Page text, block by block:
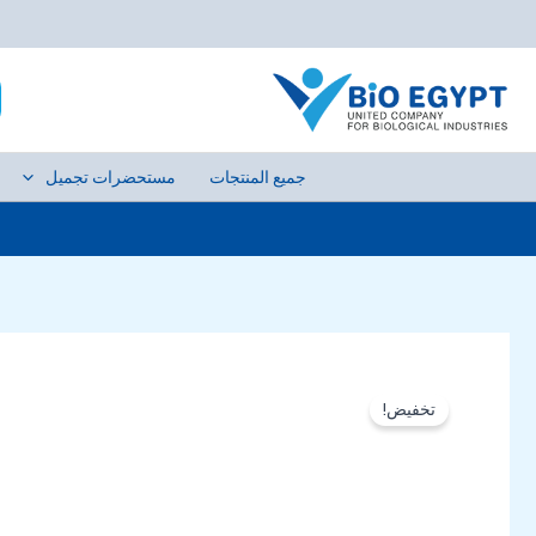
إلى
جميع المنتجات مستحضرات تجميل
تخفيض!